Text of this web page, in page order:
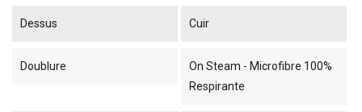
Dessus Cuir
Doublure
On Steam - Microfibre 100%
Respirante